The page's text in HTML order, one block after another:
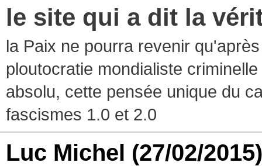
le site qui a dit la
la Paix ne pourra revenir
ploutocratie mondialiste
absolu, cette pensée unique du
fascismes 1.0 et 2.0
Luc Michel (27/02/2015)